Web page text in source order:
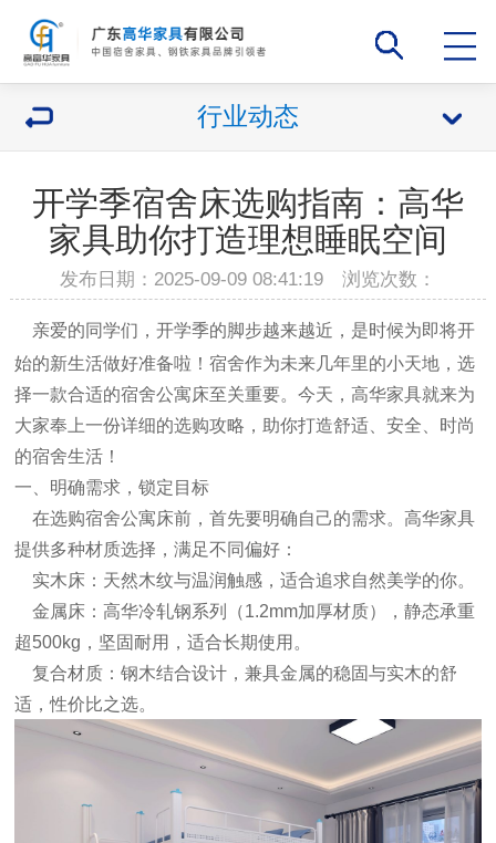
行业动态
开学季宿舍床选购指南：高华
家具助你打造理想睡眠空间
发布日期：2025-09-09 08:41:19 浏览次数：
亲爱的同学们，开学季的脚步越来越近，是时候为即将开
始的新生活做好准备啦！宿舍作为未来几年里的小天地，选
择一款合适的宿舍公寓床至关重要。今天，高华家具就来为
大家奉上一份详细的选购攻略，助你打造舒适、安全、时尚
的宿舍生活！
一、明确需求，锁定 目标
在选购宿舍公寓床前，首先要明确自己的需求。高华家具
提供多种材质选择，满足不同偏好：
实木床：天然木纹与温润触感，适合追求自然美学的你。
金属床：高华冷轧钢系列（1.2mm加厚材质），静态承重
超500kg，坚固耐用，适合长期使用。
复合材质：钢木结合设计，兼具金属的稳固与实木的舒
适，性价比之选。